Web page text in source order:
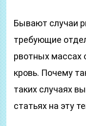
Бывают случаи
требующие
рвотных массах
кровь. Почему
таких случаях
статьях на эту